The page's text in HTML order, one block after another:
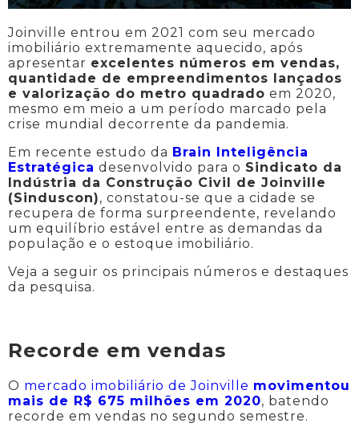
Joinville entrou em 2021 com seu mercado
imobiliário extremamente aquecido, após
apresentar excelentes números em vendas,
quantidade de empreendimentos lançados
e valorização do metro quadrado em 2020,
mesmo em meio a um período marcado pela
crise mundial decorrente da pandemia.
Em recente estudo da Brain Inteligência
Estratégica desenvolvido para o Sindicato da
Indústria da Construção Civil de Joinville
(Sinduscon), constatou-se que a cidade se
recupera de forma surpreendente, revelando
um equilíbrio estável entre as demandas da
população e o estoque imobiliário.
Veja a seguir os principais números e destaques
da pesquisa.
Recorde em vendas
O mercado imobiliário de Joinville movimentou
mais de R$ 675 milhões em 2020, batendo
recorde em vendas no segundo semestre.